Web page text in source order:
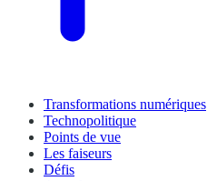
Transformations numériques
Technopolitique
Points de vue
Les faiseurs
Défis